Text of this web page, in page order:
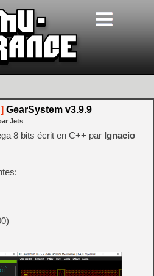
GearSystem v3.9.9
Jets
8 bits écrit en C++ par Ignacio